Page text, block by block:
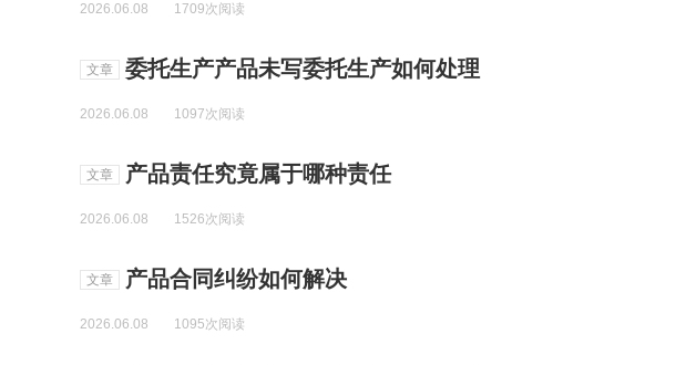
2026.06.08 1709次阅读
文章 委托生产产品未写委托生产如何处理
2026.06.08 1097次阅读
文章 产品责任究竟属于哪种责任
2026.06.08 1526次阅读
文章 产品合同纠纷如何解决
2026.06.08 1095次阅读